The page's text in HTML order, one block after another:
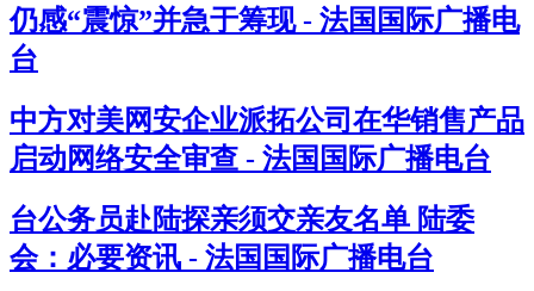
仍感“震惊”并急于筹现 - 法国国际广播电
台
中方对美网安企业派拓公司在华销售产品
启动网络安全审查 - 法国国际广播电台
台公务员赴陆探亲须交亲友名单 陆委
会：必要资讯 - 法国国际广播电台